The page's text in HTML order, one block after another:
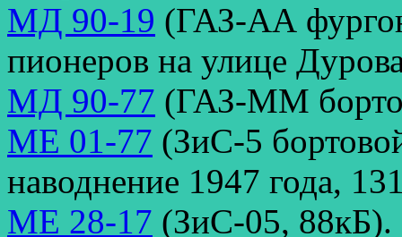
МД 90-19 (ГАЗ-АА
пионеров на улице
МД 90-77 (ГАЗ-ММ
МЕ 01-77 (ЗиС-5
наводнение 1947 года,
МЕ 28-17 (ЗиС-05, 88кБ).